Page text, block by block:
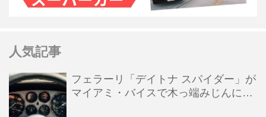
人気記事
フェラーリ「デイトナ スパイダー」が
マイアミ・バイスで木っ端みじんにな